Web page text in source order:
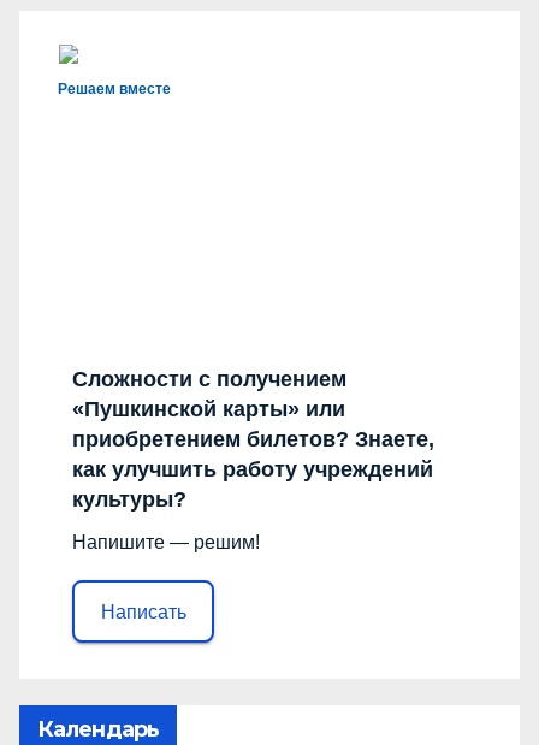
Решаем вместе
Сложности с получением
«Пушкинской карты» или
приобретением билетов? Знаете,
как улучшить работу учреждений
культуры?
Напишите — решим!
Написать
Календарь